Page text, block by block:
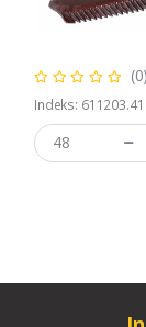
(0)
Indeks: 611203.41